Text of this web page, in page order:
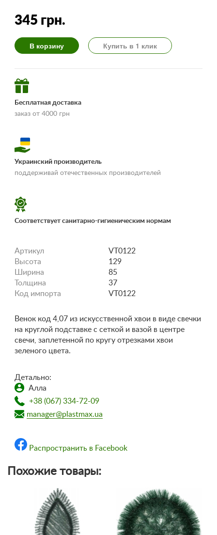
345 грн.
В корзину Купить в 1 клик
Бесплатная доставка
заказ от 4000 грн
доставки и оплаты»
Украинский производитель
поддерживай отечественных производителей
Соответствует санитарно-гигиеническим нормам
Артикул
VT0122
Высота
129
Ширина
85
Толщина
37
Код импорта
VT0122
Венок код 4,07 из искусственной хвои в виде свечки
на круглой подставке с сеткой и вазой в центре
свечи, заплетенной по кругу отрезками хвои
зеленого цвета.
Детально:
Алла
+38 (067) 334-72-09
manager@plastmax.ua
Распространить в Facebook
Похожие товары: